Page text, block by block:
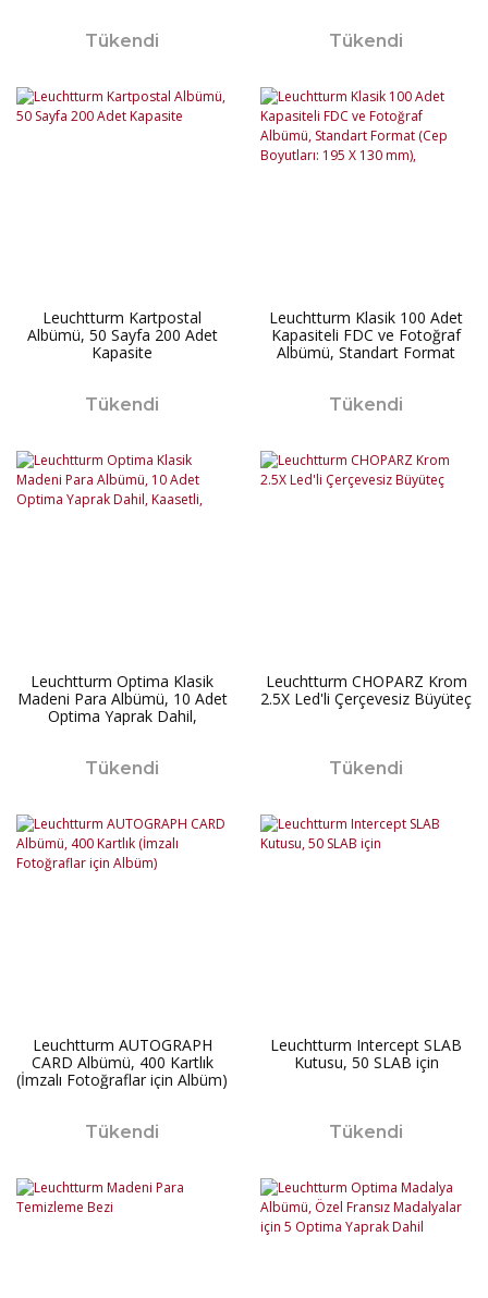
Tükendi
Tükendi
Leuchtturm Kartpostal
Albümü, 50 Sayfa 200 Adet
Kapasite
Tükendi
Leuchtturm Klasik 100 Adet
Kapasiteli FDC ve Fotoğraf
Albümü, Standart Format
Tükendi
Leuchtturm Optima Klasik
Madeni Para Albümü, 10 Adet
Optima Yaprak Dahil,
Tükendi
Leuchtturm CHOPARZ Krom
2.5X Led'li Çerçevesiz Büyüteç
Tükendi
Leuchtturm AUTOGRAPH
CARD Albümü, 400 Kartlık
(İmzalı Fotoğraflar için Albüm)
Tükendi
Leuchtturm Intercept SLAB
Kutusu, 50 SLAB için
Tükendi